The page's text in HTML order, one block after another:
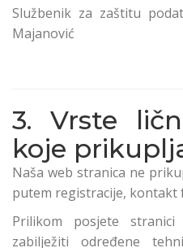
Službenik za zaštitu
Majanović
3. Vrste
koje
Naša web stranica ne
putem registracije, kontakt
Prilikom posjete
zabilježiti određene